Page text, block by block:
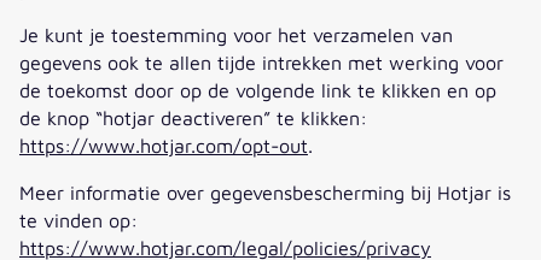
Je kunt je toestemming voor het verzamelen van
gegevens ook te allen tijde intrekken met werking voor
de toekomst door op de volgende link te klikken en op
de knop “hotjar deactiveren” te klikken:
https://www.hotjar.com/opt-out
Meer informatie over gegevensbescherming bij Hotjar is
te vinden op:
https://www.hotjar.com/legal/policies/privacy